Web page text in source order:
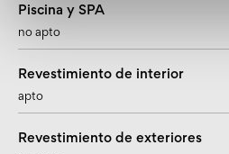
Piscina y SPA
no apto
Revestimiento de interior
apto
Revestimiento de exteriores